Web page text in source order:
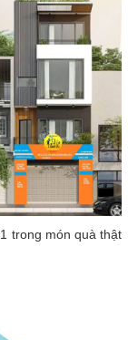
trong món quà thật